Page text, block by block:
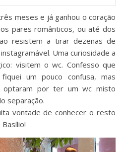
meses e já ganhou o coração
pares românticos, ou até dos
resistem a tirar dezenas de
Uma curiosidade a
visitem o wc. Confesso que
um pouco confusa, mas
optaram por ter um wc misto
separação.
vontade de conhecer o resto